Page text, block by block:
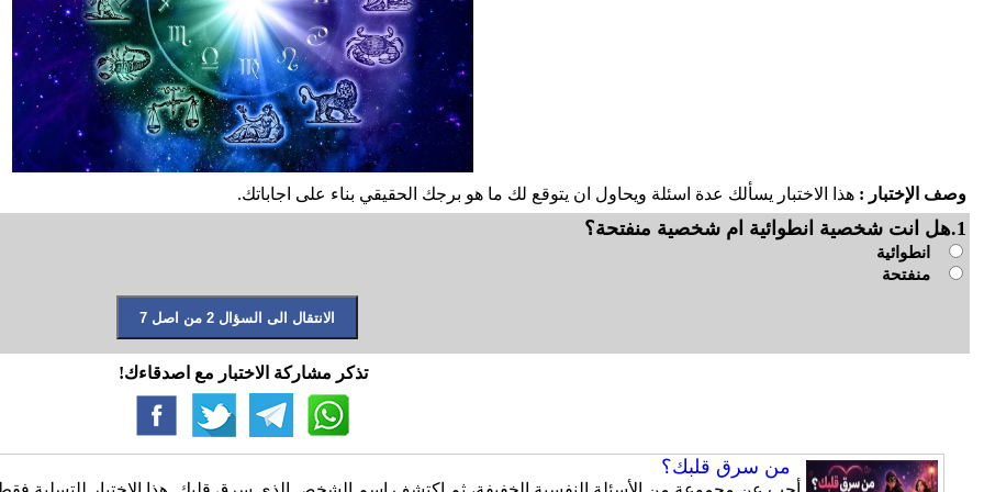
وصف الإختبار :هذا الاختبار يسألك عدة اسئلة ويحاول ان يتوقع لك ما هو برجك الحقيقي بناء على اجاباتك.
1.هل انت شخصية انطوائية ام شخصية منفتحة؟
انطوائية
منفتحة
تذكر مشاركة الاختبار مع اصدقاءك!
من سرق قلبك؟